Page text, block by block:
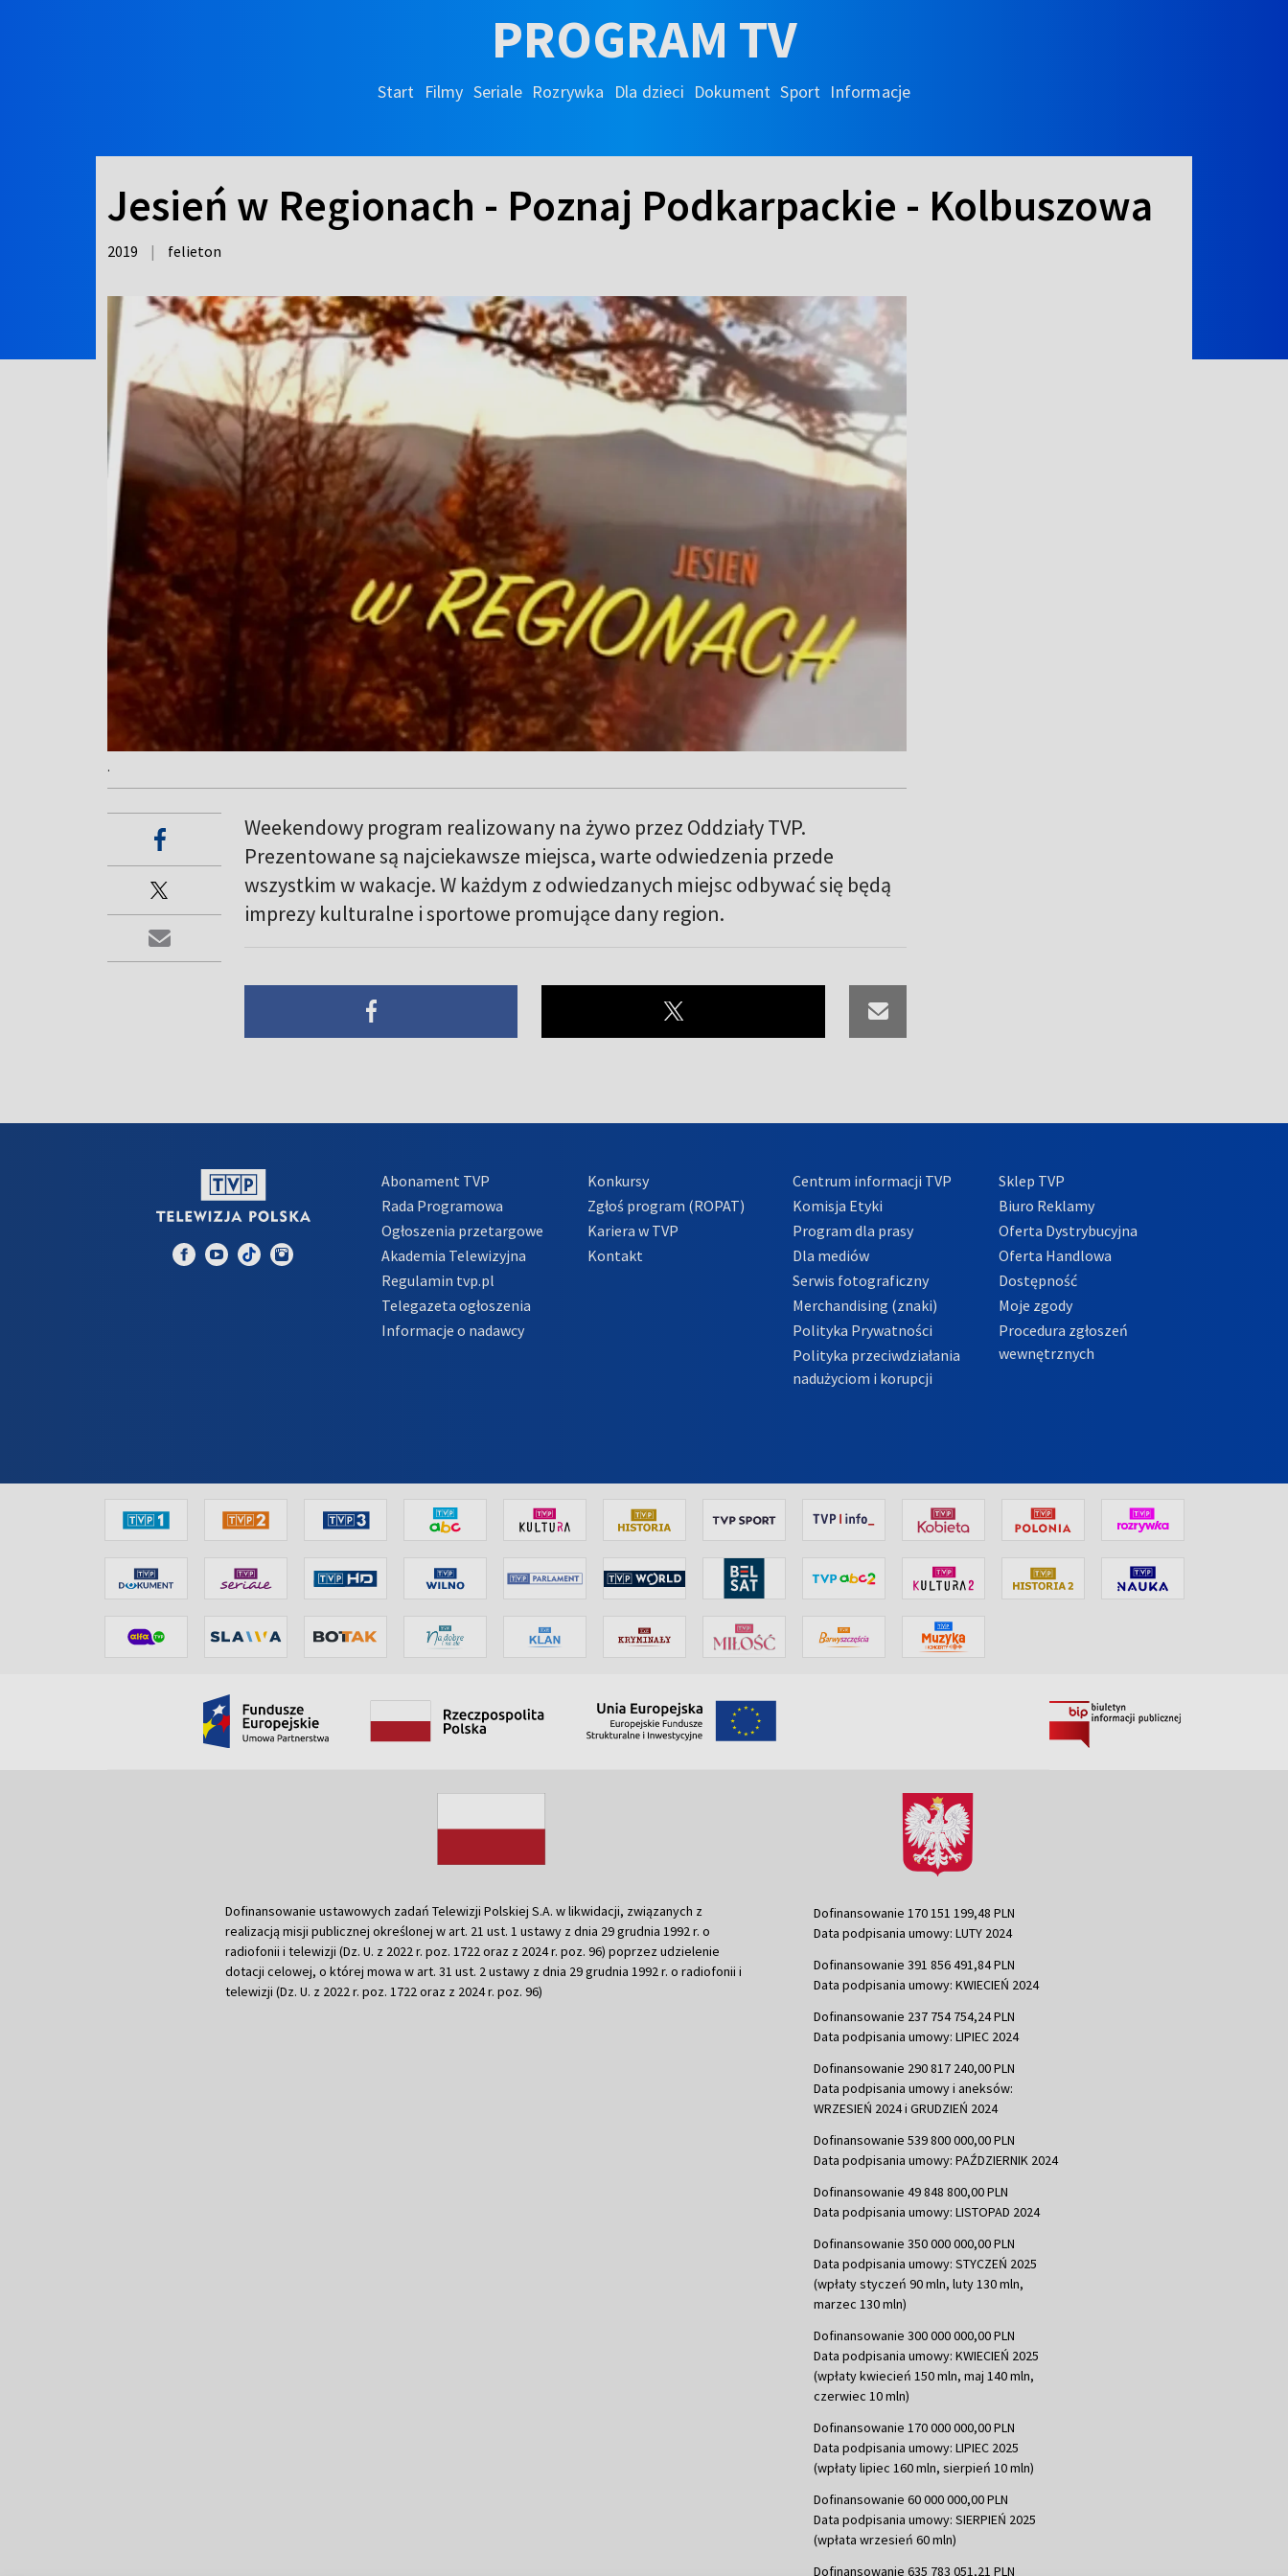
PROGRAM TV
Start Filmy Seriale Rozrywka Dla dzieci Dokument Sport Informacje
Jesień w Regionach - Poznaj Podkarpackie - Kolbuszowa
2019 | felieton
.
Weekendowy program realizowany na żywo przez Oddziały TVP.
Prezentowane są najciekawsze miejsca, warte odwiedzenia przede
wszystkim w wakacje. W każdym z odwiedzanych miejsc odbywać się będą
imprezy kulturalne i sportowe promujące dany region.
Abonament TVP
Rada Programowa
Ogłoszenia przetargowe
Akademia Telewizyjna
Regulamin tvp.pl
Telegazeta ogłoszenia
Informacje o nadawcy
Konkursy
Zgłoś program (ROPAT)
Kariera w TVP
Kontakt
Centrum informacji TVP
Komisja Etyki
Program dla prasy
Dla mediów
Serwis fotograficzny
Merchandising (znaki)
Polityka Prywatności
Polityka przeciwdziałania
nadużyciom i korupcji
Sklep TVP
Biuro Reklamy
Oferta Dystrybucyjna
Oferta Handlowa
Dostępność
Moje zgody
Procedura zgłoszeń
wewnętrznych
Dofinansowanie ustawowych zadań Telewizji Polskiej S.A. w likwidacji, związanych z
realizacją misji publicznej określonej w art. 21 ust. 1 ustawy z dnia 29 grudnia 1992 r. o
radiofonii i telewizji (Dz. U. z 2022 r. poz. 1722 oraz z 2024 r. poz. 96) poprzez udzielenie
dotacji celowej, o której mowa w art. 31 ust. 2 ustawy z dnia 29 grudnia 1992 r. o radiofonii i
telewizji (Dz. U. z 2022 r. poz. 1722 oraz z 2024 r. poz. 96)
Dofinansowanie 170 151 199,48 PLN
Data podpisania umowy: LUTY 2024
Dofinansowanie 391 856 491,84 PLN
Data podpisania umowy: KWIECIEŃ 2024
Dofinansowanie 237 754 754,24 PLN
Data podpisania umowy: LIPIEC 2024
Dofinansowanie 290 817 240,00 PLN
Data podpisania umowy i aneksów:
WRZESIEŃ 2024 i GRUDZIEŃ 2024
Dofinansowanie 539 800 000,00 PLN
Data podpisania umowy: PAŹDZIERNIK 2024
Dofinansowanie 49 848 800,00 PLN
Data podpisania umowy: LISTOPAD 2024
Dofinansowanie 350 000 000,00 PLN
Data podpisania umowy: STYCZEŃ 2025
(wpłaty styczeń 90 mln, luty 130 mln,
marzec 130 mln)
Dofinansowanie 300 000 000,00 PLN
Data podpisania umowy: KWIECIEŃ 2025
(wpłaty kwiecień 150 mln, maj 140 mln,
czerwiec 10 mln)
Dofinansowanie 170 000 000,00 PLN
Data podpisania umowy: LIPIEC 2025
(wpłaty lipiec 160 mln, sierpień 10 mln)
Dofinansowanie 60 000 000,00 PLN
Data podpisania umowy: SIERPIEŃ 2025
(wpłata wrzesień 60 mln)
Dofinansowanie 635 783 051,21 PLN